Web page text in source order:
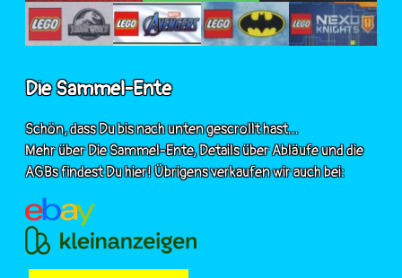
Die Sammel-Ente
Schön, dass Du bis nach unten gescrollt hast...
Mehr über Die Sammel-Ente, Details über Abläufe und die
AGBs findest Du hier! Übrigens verkaufen wir auch bei: